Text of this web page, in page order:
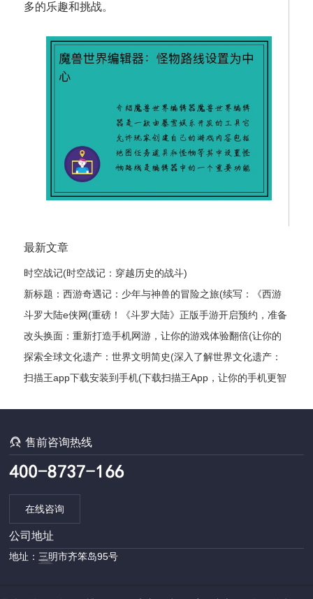
多的乐趣和挑战。
最新文章
时空战记(时空战记：穿越历史的战斗)
新标题：西游奇遇记：少年与神兽的冒险之旅(续写：《西游
奇遇记：少年与神兽的冒险之旅》的继续探险)
斗罗大陆e侠网(重磅！《斗罗大陆》正版手游开启预约，准备
好了吗？)
改头换面：重新打造手机网游，让你的游戏体验翻倍(让你的
游戏体验翻倍：打造全新手机网游)
探索全球文化遗产：世界文明简史(深入了解世界文化遗产：
探索各国文明发展编年史)
扫描王app下载安装到手机(下载扫描王App，让你的手机更智
售前咨询热线
在线咨询
公司地址
地址：三明市齐笨岛95号